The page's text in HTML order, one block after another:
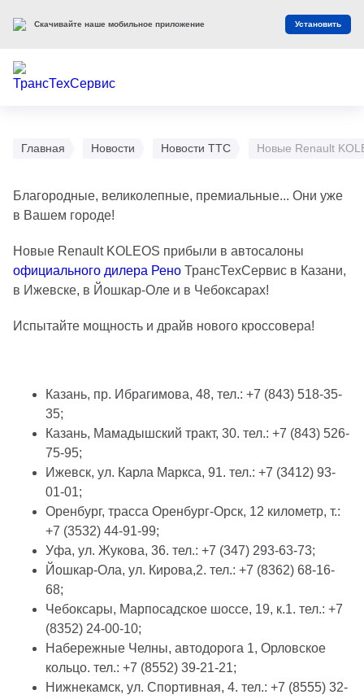
Главная Новости Новости ТТС Новые Renault
Благородные, великолепные, премиальные... Они уже
в Вашем городе!
Новые Renault KOLEOS прибыли в автосалоны
официального дилера Рено ТрансТехСервис в Казани,
в Ижевске, в Йошкар-Оле и в Чебоксарах!
Испытайте мощность и драйв нового кроссовера!
Казань, пр. Ибрагимова, 48, тел.: +7 (843) 518-35-
35;
Казань, Мамадышский тракт, 30. тел.: +7 (843) 526-
75-95;
Ижевск, ул. Карла Маркса, 91. тел.: +7 (3412) 93-
01-01;
Оренбург, трасса Оренбург-Орск, 12 километр, т.:
+7 (3532) 44-91-99;
Уфа, ул. Жукова, 36. тел.: +7 (347) 293-63-73;
Йошкар-Ола, ул. Кирова,2. тел.: +7 (8362) 68-16-
68;
Чебоксары, Марпосадское шоссе, 19, к.1. тел.: +7
(8352) 24-00-10;
Набережные Челны, автодорога 1, Орловское
кольцо. тел.: +7 (8552) 39-21-21;
Нижнекамск, ул. Спортивная, 4. тел.: +7 (8555) 32-
Скачивайте наше мобильное приложение Установить